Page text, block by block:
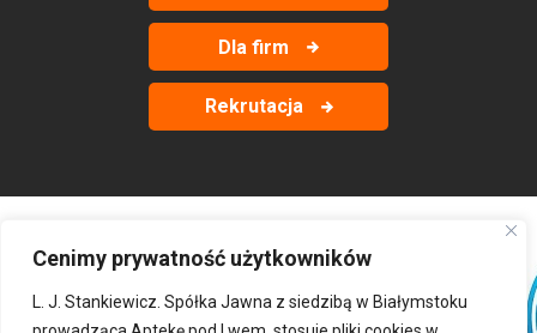
Cenimy prywatność użytkowników
L. J. Stankiewicz. Spółka Jawna z siedzibą w Białymstoku
Dla firm
Rekrutacja
‹